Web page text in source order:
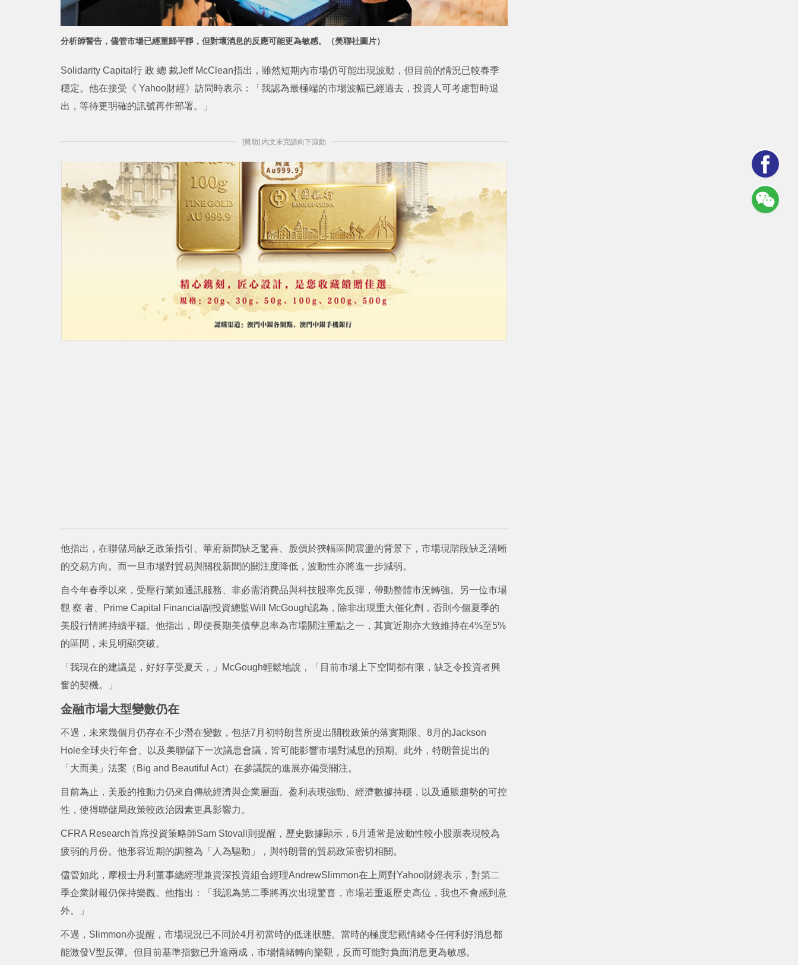
分析師警告，儘管市場已經重歸平靜，但對壞消息的反應可能更為敏感。 （美聯社圖片）
Solidarity Capital行 政 總 裁Jeff McClean指出，雖然短期內市場仍可能出現波動，但目前的情況已較春季
穩定。他在接受《 Yahoo財經》訪問時表示：「我認為最極端的市場波幅已經過去，投資人可考慮暫時退
出，等待更明確的訊號再作部署。」
[贊助] 內文未完請向下滾動
他指出，在聯儲局缺乏政策指引、華府新聞缺乏驚喜、股價於狹幅區間震盪的背景下，市場現階段缺乏清晰
的交易方向。而一旦市場對貿易與關稅新聞的關注度降低，波動性亦將進一步減弱。
自今年春季以來，受壓行業如通訊服務、非必需消費品與科技股率先反彈，帶動整體市況轉強。另一位市場
觀 察 者、Prime Capital Financial副投資總監Will McGough認為，除非出現重大催化劑，否則今個夏季的
美股行情將持續平穩。他指出，即便長期美債孳息率為市場關注重點之一，其實近期亦大致維持在4%至5%
的區間，未見明顯突破。
「我現在的建議是，好好享受夏天，」McGough輕鬆地說，「目前市場上下空間都有限，缺乏令投資者興
奮的契機。」
金融市場大型變數仍在
不過，未來幾個月仍存在不少潛在變數，包括7月初特朗普所提出關稅政策的落實期限、8月的Jackson
Hole全球央行年會、以及美聯儲下一次議息會議，皆可能影響市場對減息的預期。此外，特朗普提出的
「大而美」法案（Big and Beautiful Act）在參議院的進展亦備受關注。
目前為止，美股的推動力仍來自傳統經濟與企業層面。盈利表現強勁、經濟數據持穩，以及通脹趨勢的可控
性，使得聯儲局政策較政治因素更具影響力。
CFRA Research首席投資策略師Sam Stovall則提醒，歷史數據顯示，6月通常是波動性較小股票表現較為
疲弱的月份。他形容近期的調整為「人為驅動」，與特朗普的貿易政策密切相關。
儘管如此，摩根士丹利董事總經理兼資深投資組合經理AndrewSlimmon在上周對Yahoo財經表示，對第二
季企業財報仍保持樂觀。他指出：「我認為第二季將再次出現驚喜，市場若重返歷史高位，我也不會感到意
外。」
不過，Slimmon亦提醒，市場現況已不同於4月初當時的低迷狀態。當時的極度悲觀情緒令任何利好消息都
能激發V型反彈。但目前基準指數已升逾兩成，市場情緒轉向樂觀，反而可能對負面消息更為敏感。